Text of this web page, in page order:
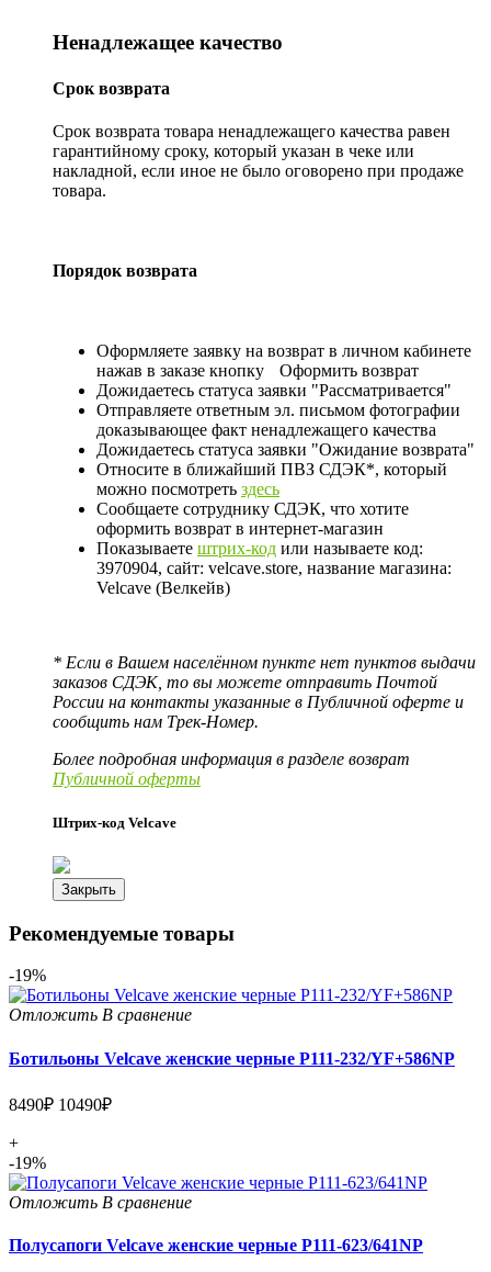
Ненадлежащее качество
Срок возврата
Срок возврата товара ненадлежащего качества равен
гарантийному сроку, который указан в чеке или
накладной, если иное не было оговорено при продаже
товара.
Порядок возврата
Оформляете заявку на возврат в личном кабинете
нажав в заказе кнопку
Оформить возврат
Дожидаетесь статуса заявки "Рассматривается"
Отправляете ответным эл. письмом фотографии
доказывающее факт ненадлежащего качества
Дожидаетесь статуса заявки "Ожидание возврата"
Относите в ближайший ПВЗ СДЭК*, который
можно посмотреть здесь
Сообщаете сотруднику СДЭК, что хотите
оформить возврат в интернет-магазин
Показываете штрих-код или называете код:
3970904, сайт: velcave.store, название магазина:
Velcave (Велкейв)
* Если в Вашем населённом пункте нет пунктов выдачи
заказов СДЭК, то вы можете отправить Почтой
России на контакты указанные в Публичной оферте и
сообщить нам Трек-Номер.
Более подробная информация в разделе возврат
Публичной оферты
Штрих-код Velcave
Закрыть
Рекомендуемые товары
-19%
Отложить В сравнение
Ботильоны Velcave женские черные P111-232/YF+586NP
8490₽ 10490₽
+
-19%
Отложить В сравнение
Полусапоги Velcave женские черные P111-623/641NP